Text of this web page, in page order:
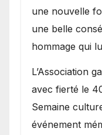
une nouvelle
une belle
hommage qui
​L’Association
avec fierté le
Semaine
événement